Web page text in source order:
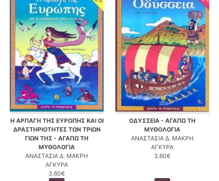
Η ΑΡΠΑΓΗ ΤΗΣ ΕΥΡΩΠΗΣ ΚΑΙ ΟΙ
ΔΡΑΣΤΗΡΙΟΤΗΤΕΣ ΤΩΝ ΤΡΙΩΝ
ΓΙΩΝ ΤΗΣ - ΑΓΑΠΩ ΤΗ
ΜΥΘΟΛΟΓΙΑ
ΑΝΑΣΤΑΣΙΑ Δ. ΜΑΚΡΗ
ΑΓΚΥΡΑ
3.60€
ΟΔΥΣΣΕΙΑ - ΑΓΑΠΩ ΤΗ
ΜΥΘΟΛΟΓΙΑ
ΑΝΑΣΤΑΣΙΑ Δ. ΜΑΚΡΗ
ΑΓΚΥΡΑ
3.60€